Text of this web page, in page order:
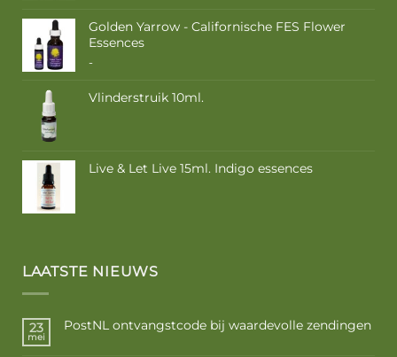
€ 16,85
Golden Yarrow - Californische FES Flower
Essences
-Prijsklasse:
tot
€ 17,50
Vlinderstruik 10ml.
Live & Let Live 15ml. Indigo essences
LAATSTE NIEUWS
23
mei
PostNL ontvangstcode bij waardevolle zendingen